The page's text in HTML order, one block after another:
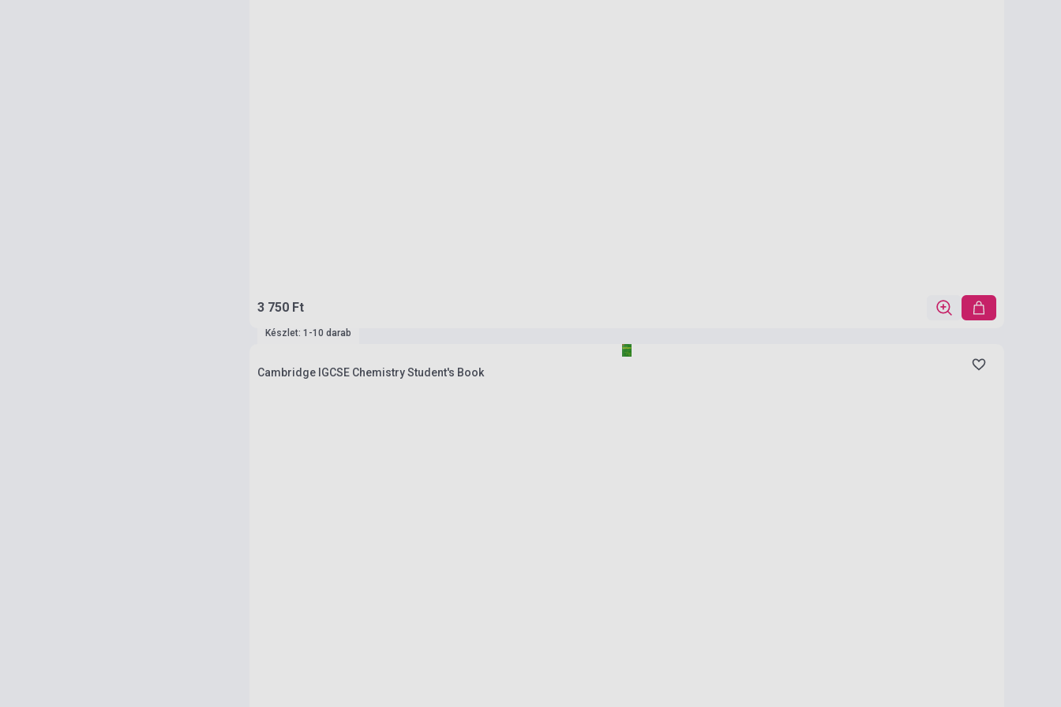
3 750 Ft
Készlet: 1-10 darab
Cambridge IGCSE Chemistry Student's Book